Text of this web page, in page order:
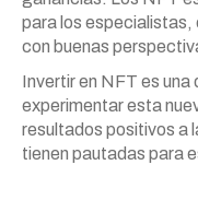
para los especialistas,
con buenas
Invertir en NFT es una
experimentar esta
resultados positivos a
tienen pautadas para